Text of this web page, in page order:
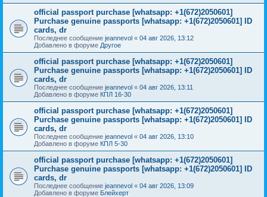
official passport purchase [whatsapp: +1(672)2050601]
Purchase genuine passports [whatsapp: +1(672)2050601] ID
cards, dr
Последнее сообщение jeannevol « 04 авг 2026, 13:12
Добавлено в форуме Другое
official passport purchase [whatsapp: +1(672)2050601]
Purchase genuine passports [whatsapp: +1(672)2050601] ID
cards, dr
Последнее сообщение jeannevol « 04 авг 2026, 13:11
Добавлено в форуме КПЛ 16-30
official passport purchase [whatsapp: +1(672)2050601]
Purchase genuine passports [whatsapp: +1(672)2050601] ID
cards, dr
Последнее сообщение jeannevol « 04 авг 2026, 13:10
Добавлено в форуме КПЛ 5-30
official passport purchase [whatsapp: +1(672)2050601]
Purchase genuine passports [whatsapp: +1(672)2050601] ID
cards, dr
Последнее сообщение jeannevol « 04 авг 2026, 13:09
Добавлено в форуме Блейхерт